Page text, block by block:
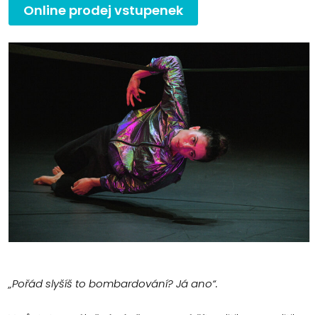
Online prodej vstupenek
„Pořád slyšíš to bombardování? Já ano“.